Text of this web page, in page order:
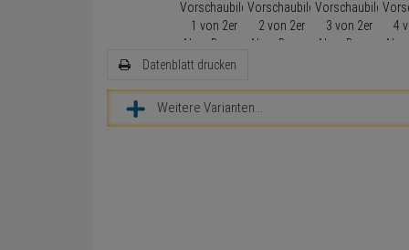
Datenblatt drucken
Weitere Varianten...